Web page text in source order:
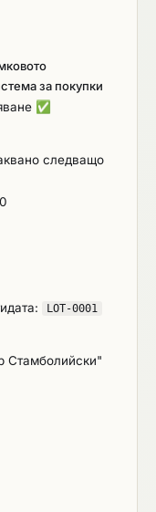
за покупки
✅
следващо
LOT-0001
Стамболийски"